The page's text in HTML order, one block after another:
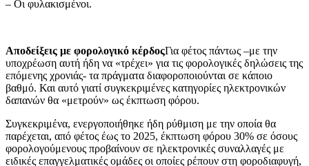
– Οι φυλακισμένοι.
Αποδείξεις με φορολογικό κέρδοςΓια φέτος πάντως –με την
υποχρέωση αυτή ήδη να «τρέχει» για τις φορολογικές δηλώσεις της
επόμενης χρονιάς- τα πράγματα διαφοροποιούνται σε κάποιο
βαθμό. Και αυτό γιατί συγκεκριμένες κατηγορίες ηλεκτρονικών
δαπανών θα «μετρούν» ως έκπτωση φόρου.
Συγκεκριμένα, ενεργοποιήθηκε ήδη ρύθμιση με την οποία θα
παρέχεται, από φέτος έως το 2025, έκπτωση φόρου 30% σε όσους
φορολογούμενους προβαίνουν σε ηλεκτρονικές συναλλαγές με
ειδικές επαγγελματικές ομάδες οι οποίες ρέπουν στη φοροδιαφυγή,